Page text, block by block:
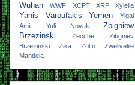
Wuhan
WWF XCPT XRP Xylella
Yanis Varoufakis Yemen
Yigal
Amir
Yuli Novak
Zbigniew
Brzezinski
Zecche
Zibgniev
Brzezinski
Zika Zolfo
Zwelivelile
Mandela